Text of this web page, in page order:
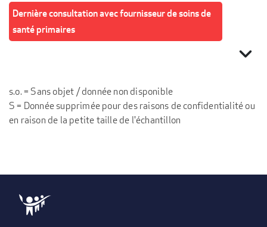
Dernière consultation avec fournisseur de soins de
santé primaires
expand_more
s.o. = Sans objet / donnée non disponible
S = Donnée supprimée pour des raisons de confidentialité ou
en raison de la petite taille de l'échantillon